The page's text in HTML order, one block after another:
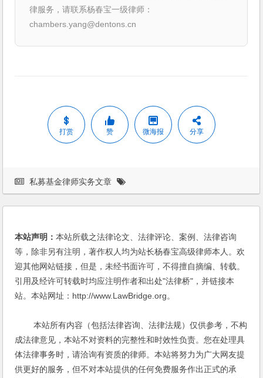
律服务，请联系杨春宝一级律师：
chambers.yang@dentons.cn
打赏 赞 微海报 分享
私募基金律师实务文章
本站声明：本站所载之法律论文、法律评论、案例、法律咨询
等，除非另有注明，著作权人均为站长杨春宝高级律师本人。欢
迎其他网站链接，但是，未经书面许可，不得擅自摘编、转载。
引用及经许可转载时均应注明作者和出处"法律桥"，并链接本
站。本站网址：http://www.LawBridge.org。
本站所有内容（包括法律咨询、法律法规）仅供参考，不构
成法律意见，本站不对资料的完整性和时效性负责。您在处理具
体法律事务时，请洽询有资质的律师。本站将努力为广大网友提
供更好的服务，但不对本站提供的任何免费服务作出正式的承